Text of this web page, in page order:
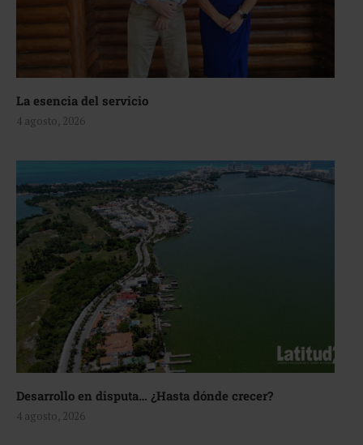
La esencia del servicio
4 agosto, 2026
Desarrollo en disputa… ¿Hasta dónde crecer?
4 agosto, 2026